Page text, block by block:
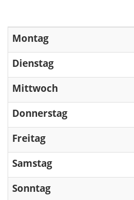
Montag
Dienstag
Mittwoch
Donnerstag
Freitag
Samstag
Sonntag